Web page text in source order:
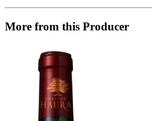
More from this Producer